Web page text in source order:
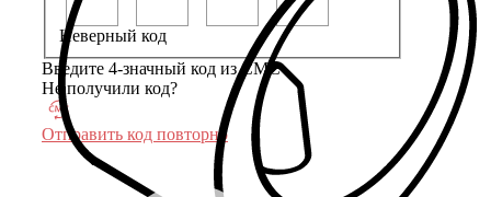
Неверный код
Введите 4-значный код из СМС
Не получили код?
Отправить код повторно